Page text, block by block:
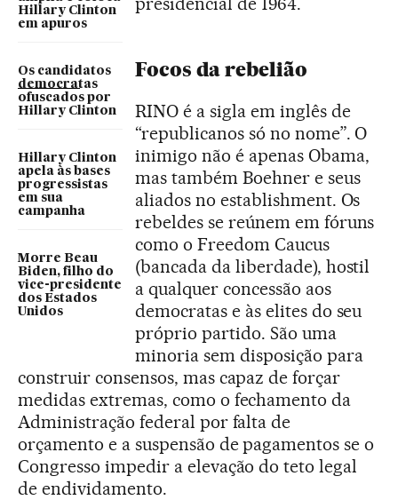
Hillary Clinton
em apuros
Os candidatos
democratas
ofuscados por
Hillary Clinton
Hillary Clinton
apela às bases
progressistas
em sua
campanha
Morre Beau
Biden, filho do
vice-presidente
dos Estados
Unidos
Focos da rebelião
RINO é a sigla em inglês de
“republicanos só no nome”. O
inimigo não é apenas Obama,
mas também Boehner e seus
aliados no establishment. Os
rebeldes se reúnem em fóruns
como o Freedom Caucus
(bancada da liberdade), hostil
a qualquer concessão aos
democratas e às elites do seu
próprio partido. São uma
minoria sem disposição para
construir consensos, mas capaz de forçar
medidas extremas, como o fechamento da
Administração federal por falta de
orçamento e a suspensão de pagamentos se o
Congresso impedir a elevação do teto legal
de endividamento.